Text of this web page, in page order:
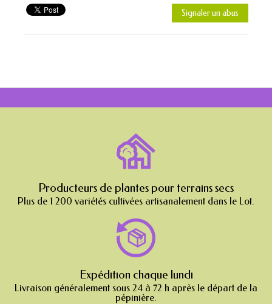
Signaler un abus
Producteurs de plantes pour terrains secs
Plus de 1 200 variétés cultivées artisanalement dans le Lot.
Expédition chaque lundi
Livraison généralement sous 24 à 72 h après le départ de la
pépinière.